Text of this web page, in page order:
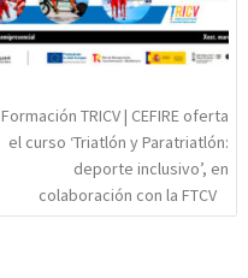
Formación TRICV | CEFIRE oferta
el curso ‘Triatlón y Paratriatlón:
deporte inclusivo’, en
colaboración con la FTCV